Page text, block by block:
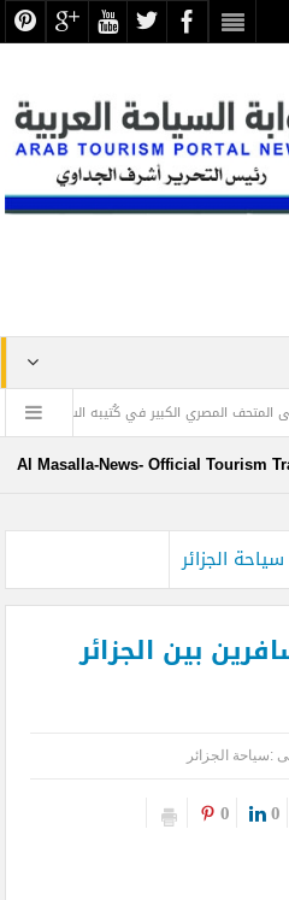
الكبير في كُتيبه السنوي ”
Al Masalla-News- Official Tourism
سياحة الجزائر
بين الجزائر
:سياحة الجزائر
0
0